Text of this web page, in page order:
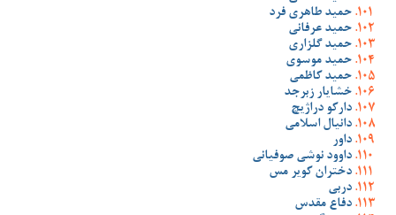
حمید طاهری فرد
حمید عرفانی
حمید گلزاری
حمید موسوی
حمید کاظمی
خشایار زبرجد
دارکو دراژیچ
دانیال اسلامی
داور
داوود نوشی صوفیانی
دختران کویر مس
دربی
دفاع مقدس